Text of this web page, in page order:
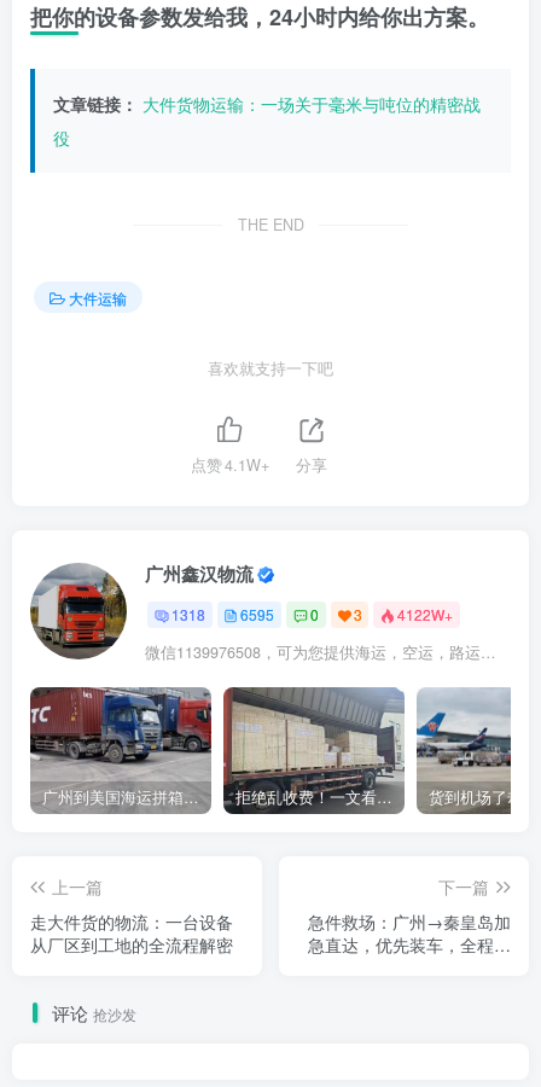
把你的设备参数发给我，24小时内给你出方案。
文章链接： 大件货物运输：一场关于毫米与吨位的精密战
役
THE END
大件运输
喜欢就支持一下吧
点赞4.1W+ 分享
广州鑫汉物流
1318 6595 0 3 4122W+
微信1139976508，可为您提供海运，空运，路运，铁路运输
广州到美国海运拼箱多少钱？2024年最新运费构成+隐藏费用避坑指南 拒绝乱收费！一文看懂中国货代计费套路，教你避开所有隐形坑
上一篇
走大件货的物流：一台设备
从厂区到工地的全流程解密
下一篇
急件救场：广州→秦皇岛加
急直达，优先装车，全程可
评论 抢沙发